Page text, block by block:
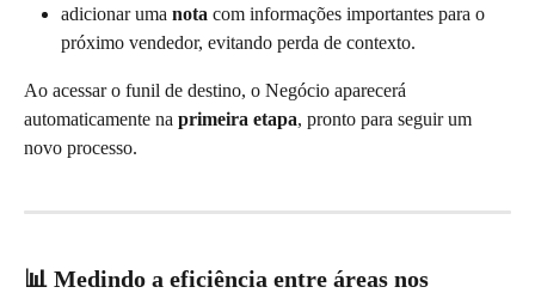
adicionar uma nota com informações importantes para o
próximo vendedor, evitando perda de contexto.
Ao acessar o funil de destino, o Negócio aparecerá
automaticamente na primeira etapa, pronto para seguir um
novo processo.
📊 Medindo a eficiência entre áreas nos